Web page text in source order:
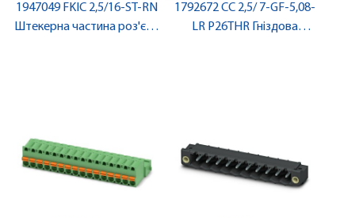
1947049 FKIC 2,5/16-ST-RN
Штекерна частина роз'єму
1792672 CC 2,5/ 7-GF-5,08-
LR P26THR Гніздова